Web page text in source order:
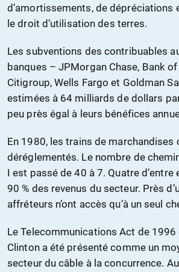
d’amortissements, de dépréciations
le droit d’utilisation des terres.
Les subventions des contribuables
banques – JPMorgan Chase, Bank
Citigroup, Wells Fargo et Goldman
estimées à 64 milliards de dollars
peu près égal à leurs bénéfices
En 1980, les trains de marchandises
déréglementés. Le nombre de
I est passé de 40 à 7. Quatre d’entre
90 % des revenus du secteur. Près
affréteurs n’ont accès qu’à un seul
Le Telecommunications Act de 1996
Clinton a été présenté comme un
secteur du câble à la concurrence.